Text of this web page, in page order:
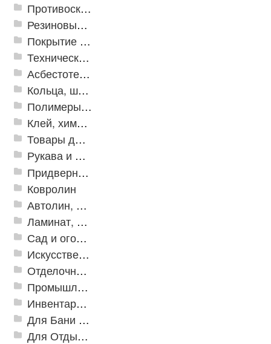
Противоскользящая защита для лестниц, профили, ленты
Резиновые и ПВХ дорожки
Покрытие из резиновой крошки
Техническая резина
Асбестотехнические и теплоизоляционные материалы
Кольца, шайбы, манжеты
Полимеры и пластики
Клей, химия, сопутствующие товары
Товары для дома
Рукава и шланги промышленные
Придверные решетки
Ковролин
Автолин, Транслин, Линолеум
Ламинат, Кварцвиниловая плитка SPC
Сад и огород
Искусственная трава
Отделочные профили
Промышленный текстиль
Инвентарь для клининга
Для Бани и Сауны
Для Отдыха и Пикника